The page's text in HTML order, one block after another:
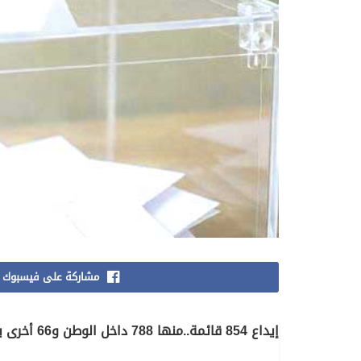
مشاركة على فيسبوك
إيداع 854 قائمة..منها 788 داخل الوطن و66 أخرى بالخارج